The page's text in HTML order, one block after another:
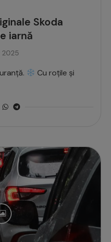
Skoda
iarnă
2025
Cu roțile și